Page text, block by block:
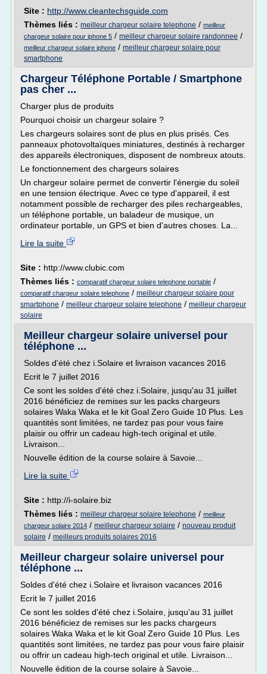
Site : http://www.cleantechsguide.com
Thèmes liés : meilleur chargeur solaire telephone / meilleur
chargeur solaire pour iphone 5 / meilleur chargeur solaire randonnee /
meilleur chargeur solaire iphone / meilleur chargeur solaire pour
smartphone
Chargeur Téléphone Portable / Smartphone
pas cher ...
Charger plus de produits
Pourquoi choisir un chargeur solaire ?
Les chargeurs solaires sont de plus en plus prisés. Ces
panneaux photovoltaïques miniatures, destinés à recharger
des appareils électroniques, disposent de nombreux atouts.
Le fonctionnement des chargeurs solaires
Un chargeur solaire permet de convertir l'énergie du soleil
en une tension électrique. Avec ce type d'appareil, il est
notamment possible de recharger des piles rechargeables,
un téléphone portable, un baladeur de musique, un
ordinateur portable, un GPS et bien d'autres choses. La...
Lire la suite
Site : http://www.clubic.com
Thèmes liés : comparatif chargeur solaire telephone portable /
comparatif chargeur solaire telephone / meilleur chargeur solaire pour
smartphone / meilleur chargeur solaire telephone / meilleur chargeur
solaire
Meilleur chargeur solaire universel pour
téléphone ...
Soldes d'été chez i.Solaire et livraison vacances 2016
Ecrit le 7 juillet 2016
Ce sont les soldes d'été chez i.Solaire, jusqu'au 31 juillet
2016 bénéficiez de remises sur les packs chargeurs
solaires Waka Waka et le kit Goal Zero Guide 10 Plus. Les
quantités sont limitées, ne tardez pas pour vous faire
plaisir ou offrir un cadeau high-tech original et utile.
Livraison...
Nouvelle édition de la course solaire à Savoie...
Lire la suite
Site : http://i-solaire.biz
Thèmes liés : meilleur chargeur solaire telephone / meilleur
chargeur solaire 2014 / meilleur chargeur solaire / nouveau produit
solaire / meilleurs produits solaires 2016
Meilleur chargeur solaire universel pour
téléphone ...
Soldes d'été chez i.Solaire et livraison vacances 2016
Ecrit le 7 juillet 2016
Ce sont les soldes d'été chez i.Solaire, jusqu'au 31 juillet
2016 bénéficiez de remises sur les packs chargeurs
solaires Waka Waka et le kit Goal Zero Guide 10 Plus. Les
quantités sont limitées, ne tardez pas pour vous faire plaisir
ou offrir un cadeau high-tech original et utile. Livraison...
Nouvelle édition de la course solaire à Savoie...